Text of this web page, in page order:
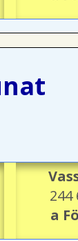
244
a